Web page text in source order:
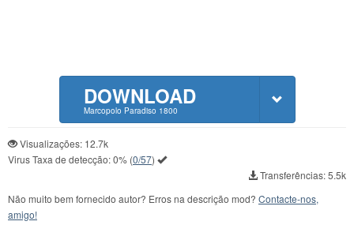
DOWNLOAD
Marcopolo Paradiso 1800
Visualizações: 12.7k
Virus Taxa de detecção:0% (0/57)
Transferências: 5.5k
Não muito bem fornecido autor? Erros na descrição mod? Contacte-nos,
amigo!